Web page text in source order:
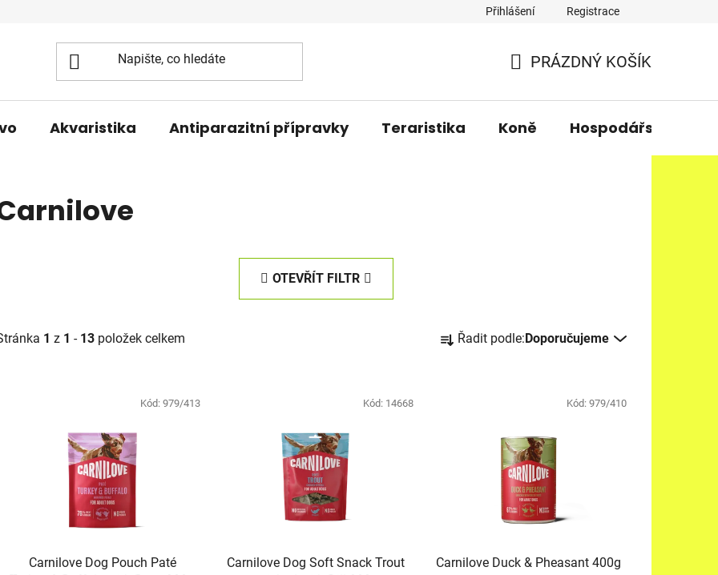
Přihlášení Registrace
KOŠÍK
PRÁZDNÝ KOŠÍK
Akvaristika Antiparazitní přípravky Teraristika Koně Hospodářská
OTEVŘÍT FILTR
1 z 1 - 13 položek celkem a
k
Řadit podle:Doporučujeme
Carnilove Dog Pouch Paté
Kód: 979/413
Carnilove Dog Soft Snack Trout
Kód: 14668
Carnilove Duck & Pheasant 400g
Kód: 979/410